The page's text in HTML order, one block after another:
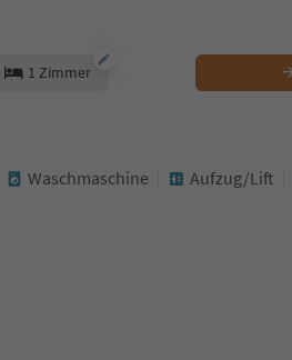
1 Zimmer
Waschmaschine Aufzug/Lift